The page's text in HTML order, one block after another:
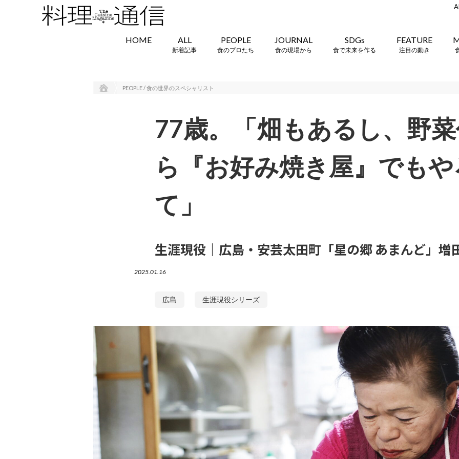
HOME ALL
新着記事
PEOPLE
食のプロたち
JOURNAL
食の現場から
SDGs
食で未来を作る
FEATURE
注目の動き
PEOPLE / 食の世界のスペシャリスト
77歳。「畑もあるし、野
ら『お好み焼き屋』でも
て」
生涯現役｜広島・安芸太田町「星の郷 あまんど」増
2025.01.16
広島 生涯現役シリーズ